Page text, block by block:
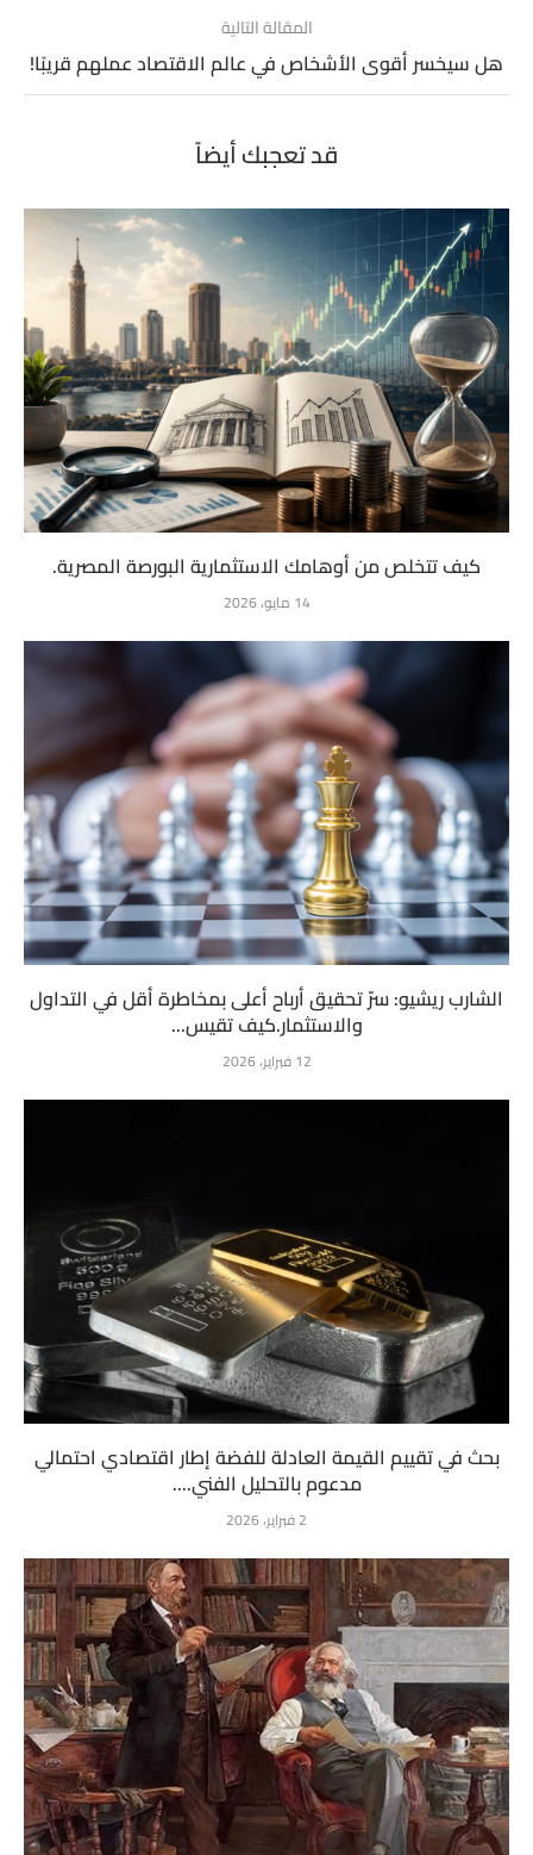
المقالة التالية
هل سيخسر أقوى الأشخاص في عالم الاقتصاد عملهم قريبًا!
قد تعجبك أيضاً
كيف تتخلص من أوهامك الاستثمارية البورصة المصرية.
14 مايو، 2026
الشارب ريشيو: سرّ تحقيق أرباح أعلى بمخاطرة أقل في التداول
والاستثمار.كيف تقيس...
12 فبراير، 2026
بحث في تقييم القيمة العادلة للفضة إطار اقتصادي احتمالي
مدعوم بالتحليل الفني....
2 فبراير، 2026